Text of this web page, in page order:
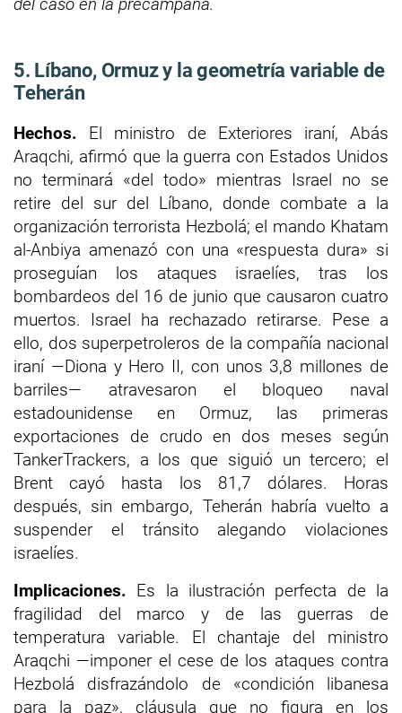
5. Líbano, Ormuz y la geometría variable de
Teherán
Hechos. El ministro de Exteriores iraní, Abás
Araqchi, afirmó que la guerra con Estados Unidos
no terminará «del todo» mientras Israel no se
retire del sur del Líbano, donde combate a la
organización terrorista Hezbolá; el mando Khatam
al-Anbiya amenazó con una «respuesta dura» si
proseguían los ataques israelíes, tras los
bombardeos del 16 de junio que causaron cuatro
muertos. Israel ha rechazado retirarse. Pese a
ello, dos superpetroleros de la compañía nacional
iraní —Diona y Hero II, con unos 3,8 millones de
barriles— atravesaron el bloqueo naval
estadounidense en Ormuz, las primeras
exportaciones de crudo en dos meses según
TankerTrackers, a los que siguió un tercero; el
Brent cayó hasta los 81,7 dólares. Horas
después, sin embargo, Teherán habría vuelto a
suspender el tránsito alegando violaciones
israelíes.
Implicaciones. Es la ilustración perfecta de la
fragilidad del marco y de las guerras de
temperatura variable. El chantaje del ministro
Araqchi —imponer el cese de los ataques contra
Hezbolá disfrazándolo de «condición libanesa
para la paz», cláusula que no figura en los